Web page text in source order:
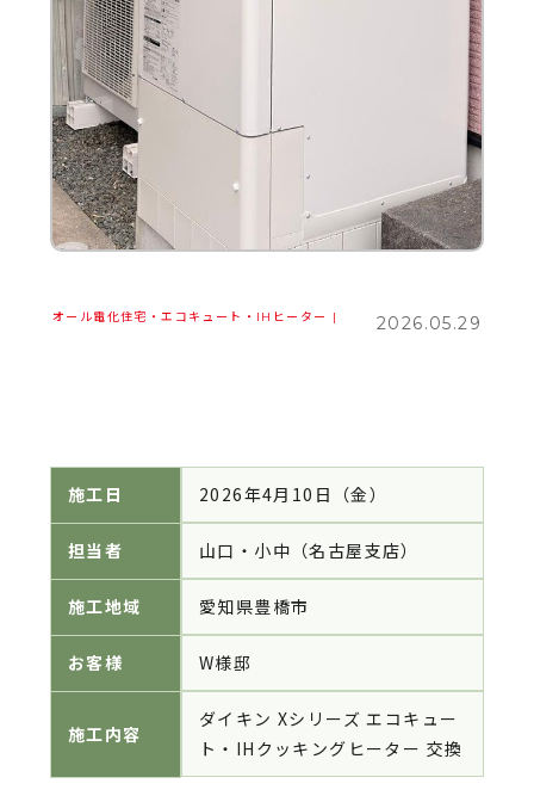
オール電化住宅・エコキュート・IHヒーター | 2026.05.29
施工日 2026年4月10日（金）
担当者 山口・小中（名古屋支店）
施工地域 愛知県豊橋市
お客様 W様邸
施工内容
ダイキン Xシリーズ エコキュー
ト・IHクッキングヒーター 交換